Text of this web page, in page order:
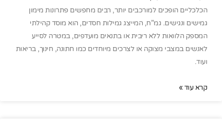
הכלכליים הופכים למורכבים יותר, רבים מחפשים פתרונות מימון
גמישים ונגישים. גמ"ח, המייצג גמילות חסדים, הוא מוסד קהילתי
המספק הלוואות ללא ריבית או בתנאים מועדפים, במטרה לסייע
לאנשים במצבי מצוקה או לצרכים מיוחדים כמו חתונה, חינוך, בריאות
ועוד.
קרא עוד »